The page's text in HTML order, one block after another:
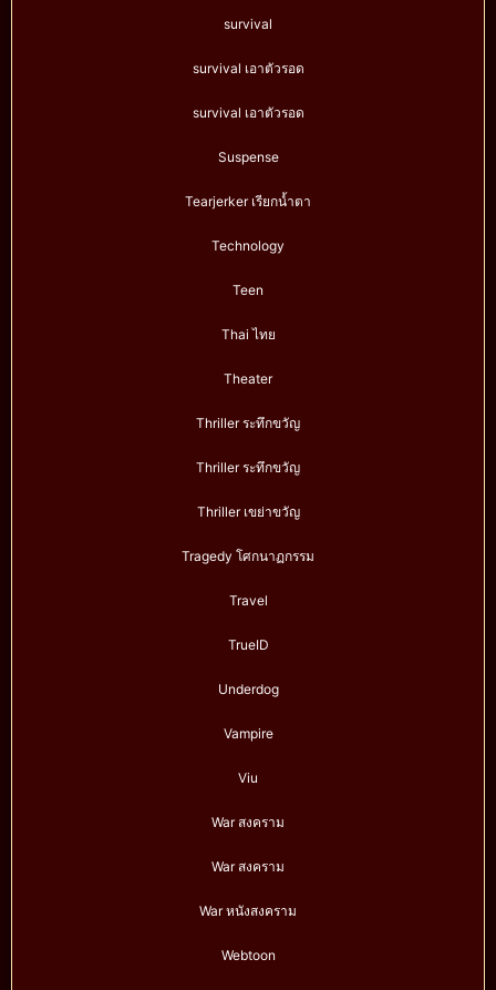
survival
survival เอาตัวรอด
survival เอาตัวรอด
Suspense
Tearjerker เรียกน้ำตา
Technology
Teen
Thai ไทย
Theater
Thriller ระทึกขวัญ
Thriller ระทึกขวัญ
Thriller เขย่าขวัญ
Tragedy โศกนาฏกรรม
Travel
TrueID
Underdog
Vampire
Viu
War สงคราม
War สงคราม
War หนังสงคราม
Webtoon